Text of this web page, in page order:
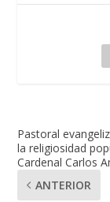
Pastoral
la religiosidad
Cardenal Carlos
ANTERIOR